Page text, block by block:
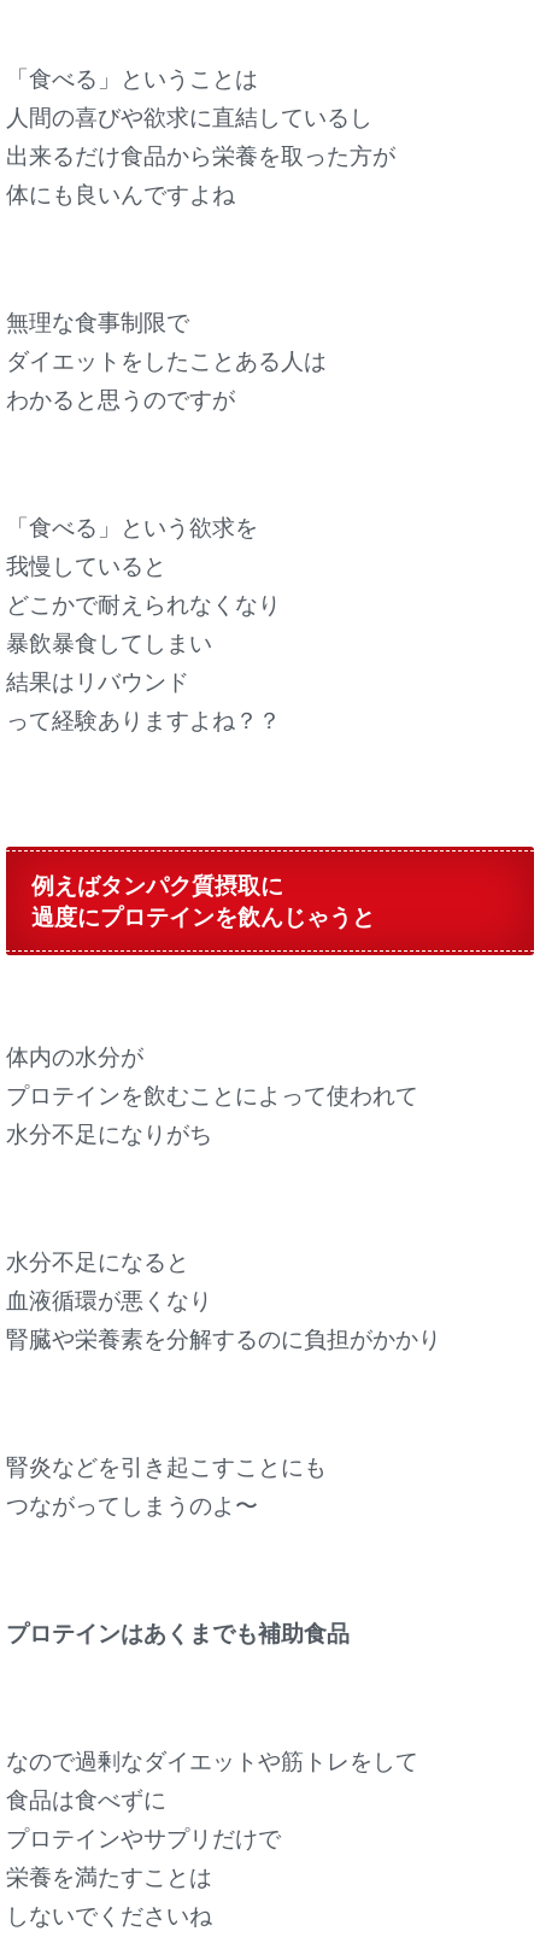
「食べる」ということは
人間の喜びや欲求に直結しているし
出来るだけ食品から栄養を取った方が
体にも良いんですよね
無理な食事制限で
ダイエットをしたことある人は
わかると思うのですが
「食べる」という欲求を
我慢していると
どこかで耐えられなくなり
暴飲暴食してしまい
結果はリバウンド
って経験ありますよね？？
例えばタンパク質摂取に
過度にプロテインを飲んじゃうと
体内の水分が
プロテインを飲むことによって使われて
水分不足になりがち
水分不足になると
血液循環が悪くなり
腎臓や栄養素を分解するのに負担がかかり
腎炎などを引き起こすことにも
つながってしまうのよ〜
プロテインはあくまでも補助食品
なので過剰なダイエットや筋トレをして
食品は食べずに
プロテインやサプリだけで
栄養を満たすことは
しないでくださいね